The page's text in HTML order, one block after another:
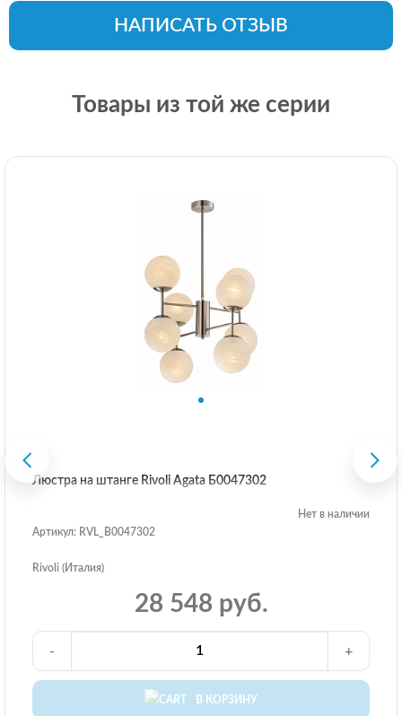
НАПИСАТЬ ОТЗЫВ
Товары из той же серии
Люстра на штанге Rivoli Agata Б0047302
Нет в наличии
Артикул: RVL_B0047302
Rivoli (Италия)
28 548 руб.
В КОРЗИНУ
- +